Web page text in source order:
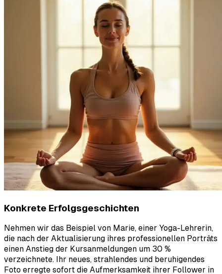
Konkrete Erfolgsgeschichten
Nehmen wir das Beispiel von Marie, einer Yoga-Lehrerin,
die nach der Aktualisierung ihres professionellen Porträts
einen Anstieg der Kursanmeldungen um 30 %
verzeichnete. Ihr neues, strahlendes und beruhigendes
Foto erregte sofort die Aufmerksamkeit ihrer Follower in